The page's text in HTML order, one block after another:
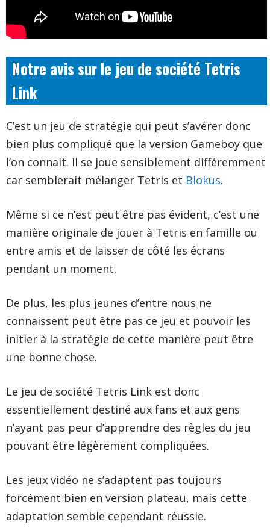
Notre avis sur le jeu de société Tetris
Link
C’est un jeu de stratégie qui peut s’avérer donc
bien plus compliqué que la version Gameboy que
l’on connait. Il se joue sensiblement différemment
car semblerait mélanger Tetris et Blokus.
Même si ce n’est peut être pas évident, c’est une
manière originale de jouer à Tetris en famille ou
entre amis et de laisser de côté les écrans
pendant un moment.
De plus, les plus jeunes d’entre nous ne
connaissent peut être pas ce jeu et pouvoir les
initier à la stratégie de cette manière peut être
une bonne chose.
Le jeu de société Tetris Link est donc
essentiellement destiné aux fans et aux gens
n’ayant pas peur d’apprendre des règles du jeu
pouvant être légèrement compliquées.
Les jeux vidéo ne s’adaptent pas toujours
forcément bien en version plateau, mais cette
adaptation semble cependant réussie.